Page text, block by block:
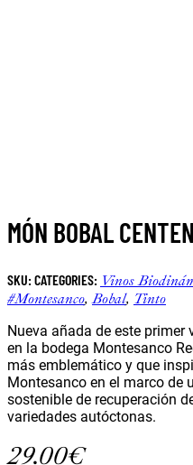
MÓN BOBAL
SKU: CATEGORIES: Vinos
#montesanco,Bobal, Tinto
Nueva añada de este
en la bodega Montesanco
más emblemático y que
Montesanco en el marco de
sostenible de recuperación
variedades autóctonas.
29.00€